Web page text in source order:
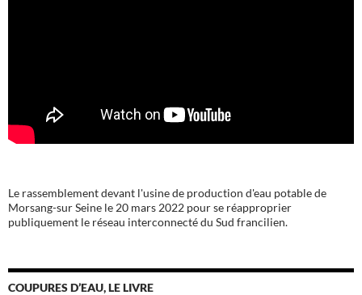
Le rassemblement devant l'usine de production d'eau potable de
Morsang-sur Seine le 20 mars 2022 pour se réapproprier
publiquement le réseau interconnecté du Sud francilien.
COUPURES D’EAU, LE LIVRE